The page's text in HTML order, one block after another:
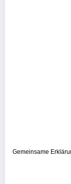
Gemeinsame